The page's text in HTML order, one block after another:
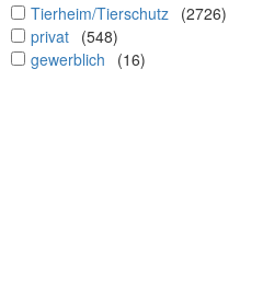
undefined
Tierheim/Tierschutz (2726)
undefined
privat (548)
undefined
gewerblich (16)